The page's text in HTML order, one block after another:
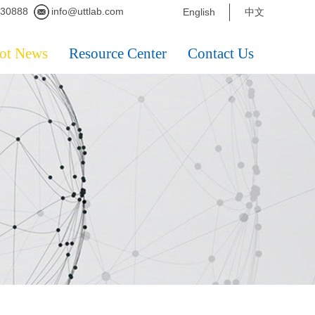
info@uttlab.com English 中文
News Resource Center Contact Us